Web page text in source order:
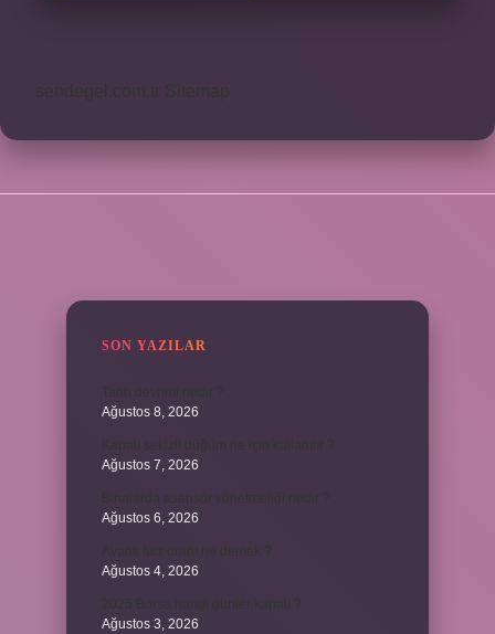
SON YAZILAR
Ağustos 8, 2026
Ağustos 7, 2026
Ağustos 6, 2026
Ağustos 4, 2026
Ağustos 3, 2026